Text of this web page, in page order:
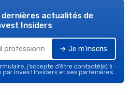
dernières actualités de
Insiders
➔ Je m'inscris
j’accepte d’être contacté(e) à
par Invest Insiders et ses partenaires.